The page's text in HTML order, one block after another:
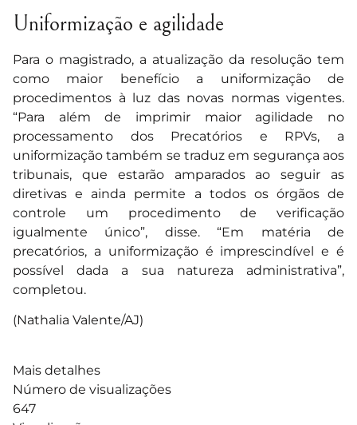
Uniformização e agilidade
Para o magistrado, a atualização da resolução tem
como maior benefício a uniformização de
procedimentos à luz das novas normas vigentes.
“Para além de imprimir maior agilidade no
processamento dos Precatórios e RPVs, a
uniformização também se traduz em segurança aos
tribunais, que estarão amparados ao seguir as
diretivas e ainda permite a todos os órgãos de
controle um procedimento de verificação
igualmente único”, disse. “Em matéria de
precatórios, a uniformização é imprescindível e é
possível dada a sua natureza administrativa”,
completou.
(Nathalia Valente/AJ)
Mais detalhes
Número de visualizações
647